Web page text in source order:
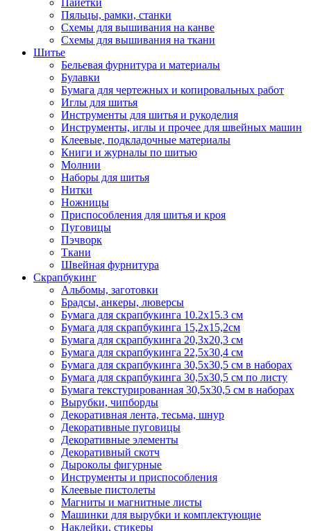
Пайетки
Пяльцы, рамки, станки
Схемы для вышивания на канве
Схемы для вышивания на ткани
Шитье
Бельевая фурнитура и материалы
Булавки
Бумага для чертежных и копировальных работ
Иглы для шитья
Инструменты для шитья и рукоделия
Инструменты, иглы и прочее для швейных машин
Клеевые, подкладочные материалы
Книги и журналы по шитью
Молнии
Наборы для шитья
Нитки
Ножницы
Приспособления для шитья и кроя
Пуговицы
Пэчворк
Ткани
Швейная фурнитура
Скрапбукинг
Альбомы, заготовки
Брадсы, анкеры, люверсы
Бумага для скрапбукинга 10.2х15.3 см
Бумага для скрапбукинга 15,2х15,2см
Бумага для скрапбукинга 20,3х20,3 см
Бумага для скрапбукинга 22,5х30,4 см
Бумага для скрапбукинга 30,5х30,5 см в наборах
Бумага для скрапбукинга 30,5х30,5 см по листу
Бумага текстурированная 30,5х30,5 см в наборах
Вырубки, чипборды
Декоративная лента, тесьма, шнур
Декоративные пуговицы
Декоративные элементы
Декоративный скотч
Дыроколы фигурные
Инструменты и приспособления
Клеевые пистолеты
Магниты и магнитные листы
Машинки для вырубки и комплектующие
Наклейки, стикеры